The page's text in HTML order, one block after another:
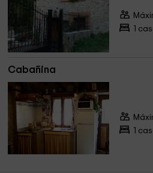
1
Cabañina
1